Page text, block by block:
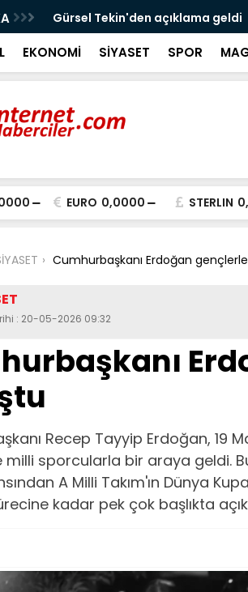
Gürsel Tekin'den açıklama geldi
EKONOMİ SİYASET SPOR
EURO 0,0000 STERLIN
Cumhurbaşkanı Erdoğan
: 20-05-2026 09:32
Recep Tayyip Erdoğan, 19
milli sporcularla bir araya geldi.
A Milli Takım'ın Dünya
kadar pek çok başlıkta